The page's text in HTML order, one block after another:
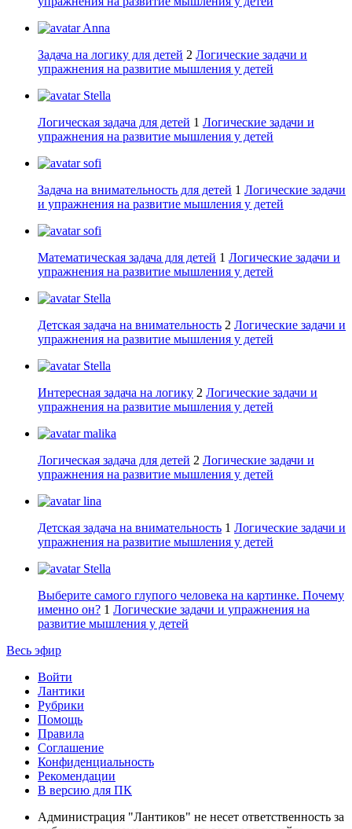
Anna
Задача на логику для детей 2 Логические задачи и
упражнения на развитие мышления у детей
Stella
Логическая задача для детей 1 Логические задачи и
упражнения на развитие мышления у детей
sofi
Задача на внимательность для детей 1 Логические задачи
и упражнения на развитие мышления у детей
sofi
Математическая задача для детей 1 Логические задачи и
упражнения на развитие мышления у детей
Stella
Детская задача на внимательность 2 Логические задачи и
упражнения на развитие мышления у детей
Stella
Интересная задача на логику 2 Логические задачи и
упражнения на развитие мышления у детей
malika
Логическая задача для детей 2 Логические задачи и
упражнения на развитие мышления у детей
lina
Детская задача на внимательность 1 Логические задачи и
упражнения на развитие мышления у детей
Stella
Выберите самого глупого человека на картинке. Почему
именно он? 1 Логические задачи и упражнения на
развитие мышления у детей
Весь эфир
Войти
Лантики
Рубрики
Помощь
Правила
Соглашение
Конфиденциальность
Рекомендации
В версию для ПК
Администрация "Лантиков" не несет ответственность за